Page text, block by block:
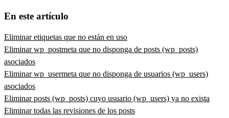
En este artículo
Eliminar etiquetas que no están en uso
Eliminar wp_postmeta que no disponga de posts (wp_posts)
asociados
Eliminar wp_usermeta que no disponga de usuarios (wp_users)
asociados
Eliminar posts (wp_posts) cuyo usuario (wp_users) ya no exista
Eliminar todas las revisiones de los posts